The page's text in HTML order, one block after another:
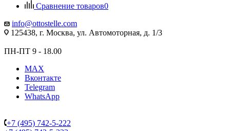
Сравнение товаров0
info@ottostelle.com
125438, г. Москва, ул. Автомоторная, д. 1/3
ПН-ПТ 9 - 18.00
MAX
Вконтакте
Telegram
WhatsApp
+7 (495) 742-5-222